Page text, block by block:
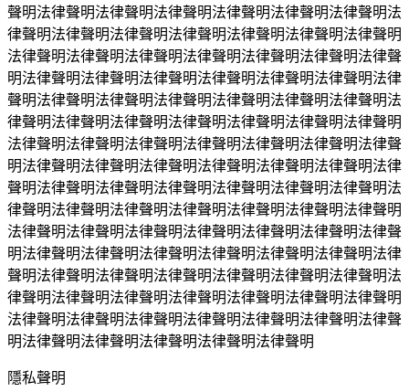
聲明法律聲明法律聲明法律聲明法律聲明法律聲明法律聲明法
律聲明法律聲明法律聲明法律聲明法律聲明法律聲明法律聲明
法律聲明法律聲明法律聲明法律聲明法律聲明法律聲明法律聲
明法律聲明法律聲明法律聲明法律聲明法律聲明法律聲明法律
聲明法律聲明法律聲明法律聲明法律聲明法律聲明法律聲明法
律聲明法律聲明法律聲明法律聲明法律聲明法律聲明法律聲明
法律聲明法律聲明法律聲明法律聲明法律聲明法律聲明法律聲
明法律聲明法律聲明法律聲明法律聲明法律聲明法律聲明法律
聲明法律聲明法律聲明法律聲明法律聲明法律聲明法律聲明法
律聲明法律聲明法律聲明法律聲明法律聲明法律聲明法律聲明
法律聲明法律聲明法律聲明法律聲明法律聲明法律聲明法律聲
明法律聲明法律聲明法律聲明法律聲明法律聲明法律聲明法律
聲明法律聲明法律聲明法律聲明法律聲明法律聲明法律聲明法
律聲明法律聲明法律聲明法律聲明法律聲明法律聲明法律聲明
法律聲明法律聲明法律聲明法律聲明法律聲明法律聲明法律聲
明法律聲明法律聲明法律聲明法律聲明法律聲明
隱私聲明